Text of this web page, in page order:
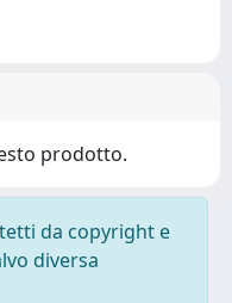
prodotto.
da copyright e
diversa